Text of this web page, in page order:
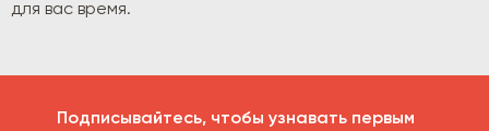
для вас время.
Подписывайтесь, чтобы узнавать первым